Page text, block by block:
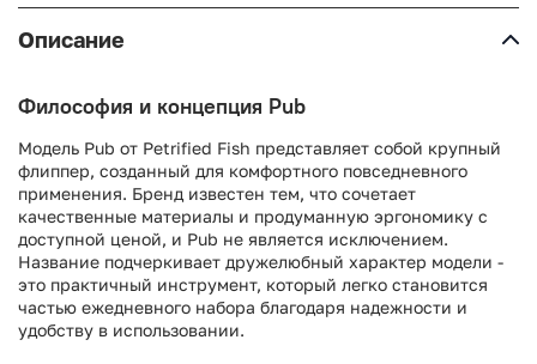
Описание
Философия и концепция Pub
Модель Pub от Petrified Fish представляет собой крупный
флиппер, созданный для комфортного повседневного
применения. Бренд известен тем, что сочетает
качественные материалы и продуманную эргономику с
доступной ценой, и Pub не является исключением.
Название подчеркивает дружелюбный характер модели -
это практичный инструмент, который легко становится
частью ежедневного набора благодаря надежности и
удобству в использовании.